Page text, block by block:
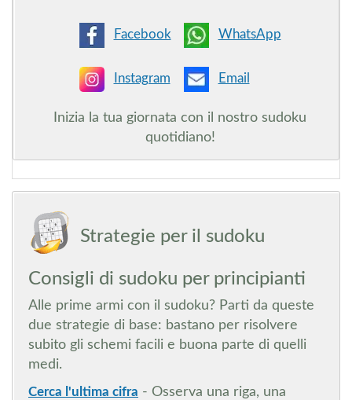
Facebook WhatsApp
Instagram Email
Inizia la tua giornata con il nostro sudoku
quotidiano!
Strategie per il sudoku
Consigli di sudoku per principianti
Alle prime armi con il sudoku? Parti da queste
due strategie di base: bastano per risolvere
subito gli schemi facili e buona parte di quelli
medi.
Cerca l'ultima cifra - Osserva una riga, una